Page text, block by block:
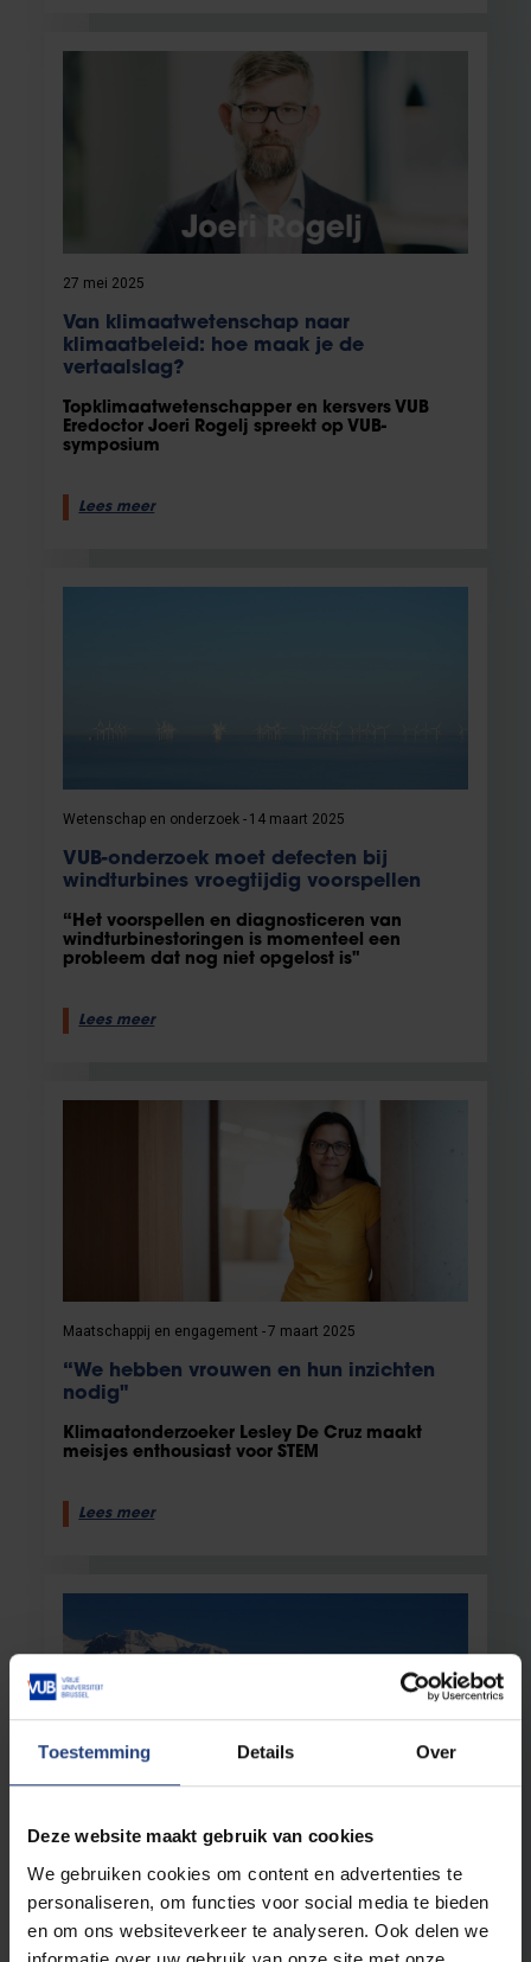
Toestemming Details Over
Deze website maakt gebruik van cookies
We gebruiken cookies om content en advertenties te
personaliseren, om functies voor social media te bieden
en om ons websiteverkeer te analyseren. Ook delen we
27 mei 2025
Van klimaatwetenschap naar
klimaatbeleid: hoe maak je de
vertaalslag?
Topklimaatwetenschapper en kersvers VUB
Eredoctor Joeri Rogelj spreekt op VUB-
symposium
Lees meer
Wetenschap en onderzoek 14 maart 2025
VUB-onderzoek moet defecten bij
windturbines vroegtijdig voorspellen
“Het voorspellen en diagnosticeren van
windturbinestoringen is momenteel een
probleem dat nog niet opgelost is"
Lees meer
Maatschappij en engagement 7 maart 2025
“We hebben vrouwen en hun inzichten
nodig"
Klimaatonderzoeker Lesley De Cruz maakt
meisjes enthousiast voor STEM
Lees meer
Wetenschap en onderzoek 19 februari 2025
Gletsjersmelt versnelt de
zeespiegelstijging en beïnvloedt de
beschikbaarheid van water
Gletsjers krimpen sneller dan ooit: impact op